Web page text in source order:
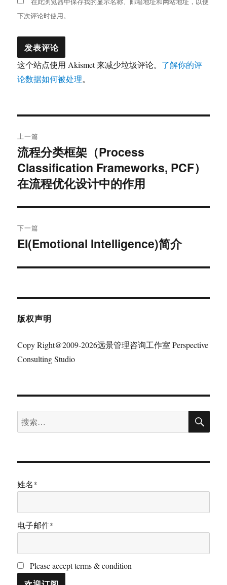
下次评论时使用。
这个站点使用 Akismet 来减少垃圾评论。 了解你的评
论数据如何被处理。
章
导
航
上一篇
上
篇
文
流程分类框架（Process
Classification Frameworks, PCF）
在流程优化设计中的作用
下一篇
下
文
EI(Emotional Intelligence)简介
版权声明
Copy Right@2009-2026远景管理咨询工作室 Perspective
Consulting Studio
搜
索：
搜
姓名*
电子邮件*
Please accept terms & condition